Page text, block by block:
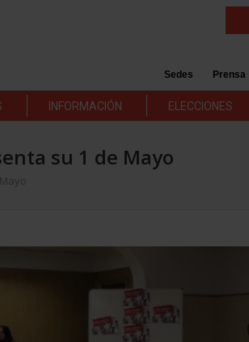
Sedes Prensa
INFORMACIÓN ELECCIONES
su 1 de Mayo